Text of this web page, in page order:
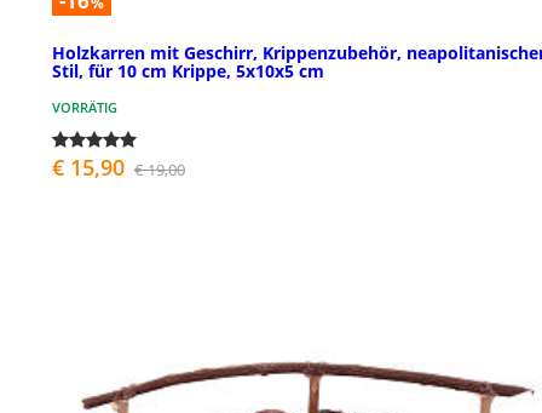
Holzkarren mit Geschirr, Krippenzubehör,
Stil, für 10 cm Krippe, 5x10x5 cm
VORRÄTIG
€ 15,90 € 19,00